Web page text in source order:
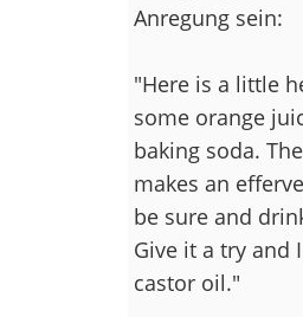
Anregung sein:
"Here is a little
some orange
baking soda.
makes an
be sure and
Give it a try and
castor oil."